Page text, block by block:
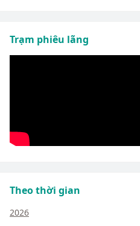
Trạm phiêu lãng
Theo thời gian
2026